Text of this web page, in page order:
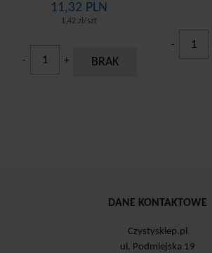
11,32 PLN
1,42 zł/szt
- + BRAK
-
DANE KONTAKTOWE
Czystysklep.pl
ul. Podmiejska 19